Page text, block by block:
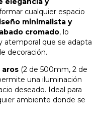
cualquier espacio
minimalista y
cromado, lo
atemporal que se adapta
decoración.
aros (2 de 500mm, 2 de
una iluminación
deseado. Ideal para
ambiente donde se